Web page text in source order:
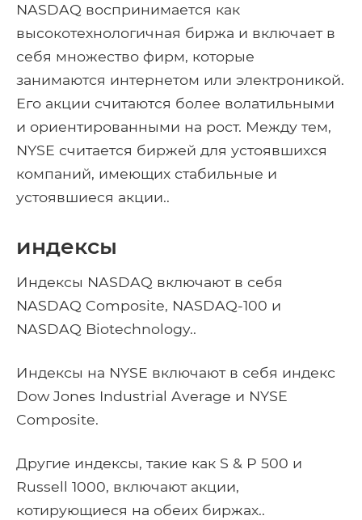
NASDAQ воспринимается как
высокотехнологичная биржа и включает в
себя множество фирм, которые
занимаются интернетом или электроникой.
Его акции считаются более волатильными
и ориентированными на рост. Между тем,
NYSE считается биржей для устоявшихся
компаний, имеющих стабильные и
устоявшиеся акции..
индексы
Индексы NASDAQ включают в себя
NASDAQ Composite, NASDAQ-100 и
NASDAQ Biotechnology..
Индексы на NYSE включают в себя индекс
Dow Jones Industrial Average и NYSE
Composite.
Другие индексы, такие как S & P 500 и
Russell 1000, включают акции,
котирующиеся на обеих биржах..